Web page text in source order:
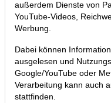
Gap-Up -
nach
an
16.04.2024 um 11:54 Uhr |
außerdem Dienste von
YouTube-Videos,
Werbung.
Dabei können
ausgelesen und
Google/YouTube oder
Verarbeitung kann auch
stattfinden.